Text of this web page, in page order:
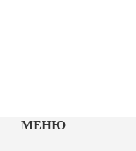
МЕНЮ